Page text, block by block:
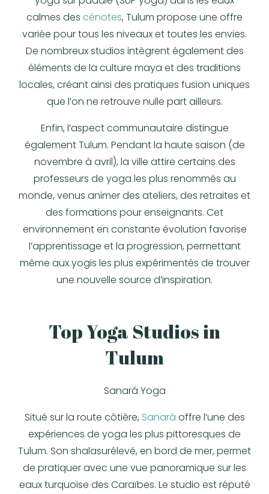
calmes des cénotes, Tulum propose une offre
variée pour tous les niveaux et toutes les envies.
De nombreux studios intègrent également des
éléments de la culture maya et des traditions
locales, créant ainsi des pratiques fusion uniques
que l’on ne retrouve nulle part ailleurs.
Enfin, l’aspect communautaire distingue
également Tulum. Pendant la haute saison (de
novembre à avril), la ville attire certains des
professeurs de yoga les plus renommés au
monde, venus animer des ateliers, des retraites et
des formations pour enseignants. Cet
environnement en constante évolution favorise
l’apprentissage et la progression, permettant
même aux yogis les plus expérimentés de trouver
une nouvelle source d’inspiration.
Top Yoga Studios in
Tulum
Sanará Yoga
Situé sur la route côtière, Sanará offre l’une des
expériences de yoga les plus pittoresques de
Tulum. Son shalasurélevé, en bord de mer, permet
de pratiquer avec une vue panoramique sur les
eaux turquoise des Caraïbes. Le studio est réputé